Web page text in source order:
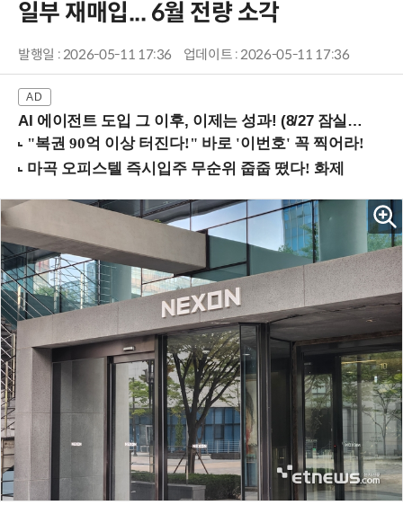
일부 재매입... 6월 전량 소각
발행일 : 2026-05-11 17:36 업데이트 : 2026-05-11 17:36
AI 에이전트 도입 그 이후, 이제는 성과! (8/27 잠실역)